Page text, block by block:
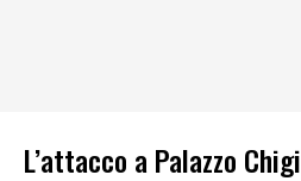
L’attacco a Palazzo Chigi